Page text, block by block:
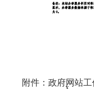
附件： 政府网站工
x